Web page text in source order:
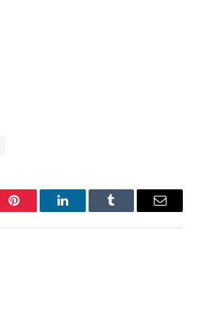
Pinterest LinkedInTumblr Email